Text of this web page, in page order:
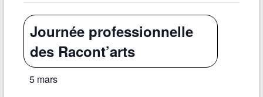
Journée professionnelle
des Racont’arts
5 mars